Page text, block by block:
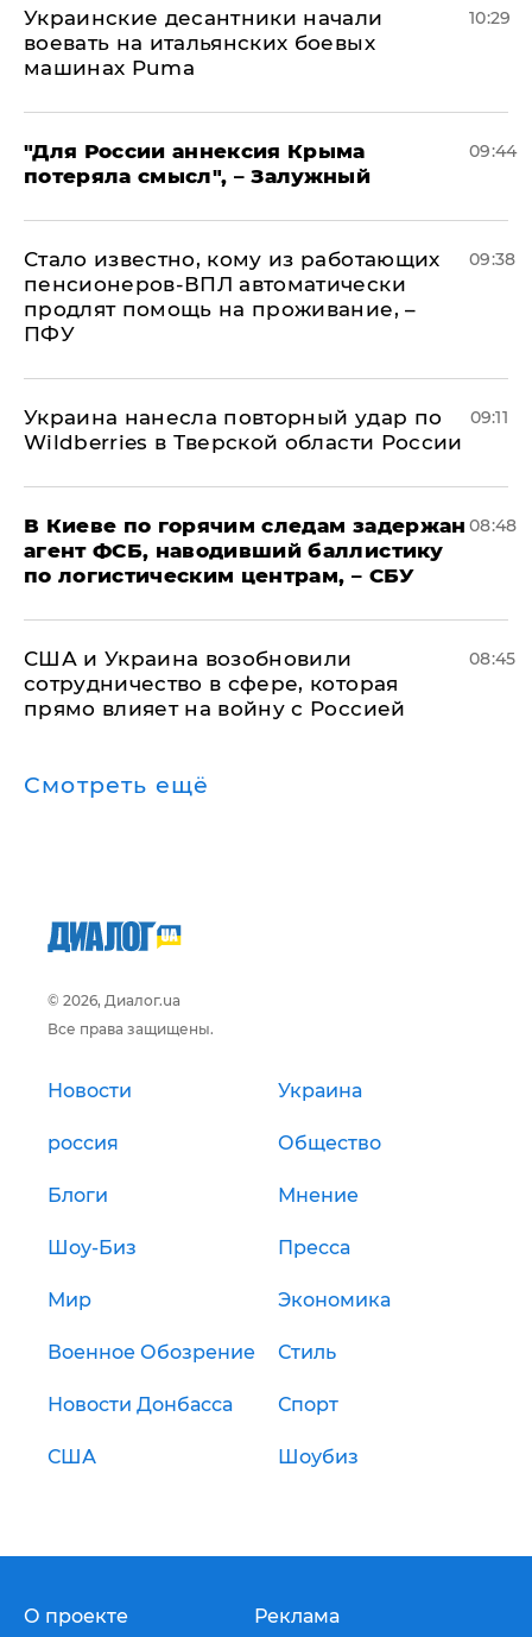
Украинские десантники начали
воевать на итальянских боевых
машинах Puma
10:29
"Для России аннексия Крыма
потеряла смысл", – Залужный
09:44
Стало известно, кому из работающих
пенсионеров-ВПЛ автоматически
продлят помощь на проживание, –
ПФУ
09:38
Украина нанесла повторный удар по
Wildberries в Тверской области России
09:11
В Киеве по горячим следам задержан
агент ФСБ, наводивший баллистику
по логистическим центрам, – СБУ
08:48
США и Украина возобновили
сотрудничество в сфере, которая
прямо влияет на войну с Россией
08:45
Смотреть ещё
© 2026, Диалог.ua
Все права защищены.
Новости Украина
россия Общество
Блоги Мнение
Шоу-Биз Пресса
Мир Экономика
Военное Обозрение Стиль
Новости Донбасса Спорт
США Шоубиз
О проекте Реклама